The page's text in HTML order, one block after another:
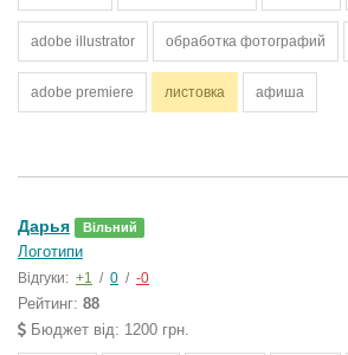
adobe illustrator обработка фотографий
adobe premiere листовка афиша
Дарья Вільний
Логотипи
Відгуки: +1 / 0 / -0
Рейтинг: 88
Бюджет від: 1200 грн.